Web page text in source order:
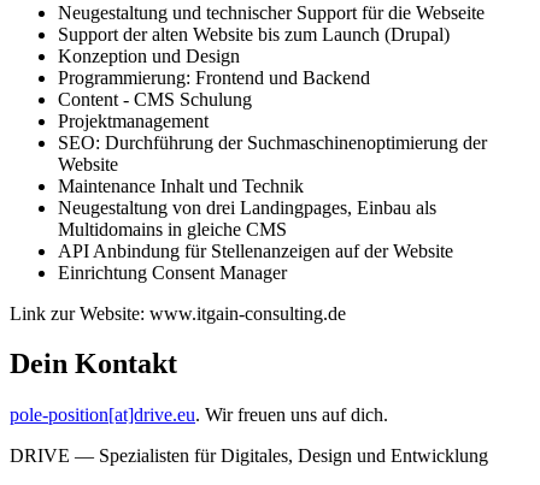
Neugestaltung und technischer Support für die Webseite
Support der alten Website bis zum Launch (Drupal)
Konzeption und Design
Programmierung: Frontend und Backend
Content - CMS Schulung
Projektmanagement
SEO: Durchführung der Suchmaschinenoptimierung der
Website
Maintenance Inhalt und Technik
Neugestaltung von drei Landingpages, Einbau als
Multidomains in gleiche CMS
API Anbindung für Stellenanzeigen auf der Website
Einrichtung Consent Manager
Link zur Website: www.itgain-consulting.de
Dein Kontakt
pole-position[at]drive.eu. Wir freuen uns auf dich.
DRIVE — Spezialisten für Digitales, Design und Entwicklung